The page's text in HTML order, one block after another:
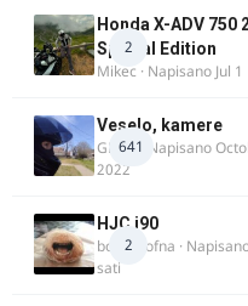
2
Honda X-ADV 750
Special Edition
Mikec · Napisano Jul 1
641
Veselo, kamere
GR 46· Napisano
2022
2
HJC i90
bobi_krofna ·
sati